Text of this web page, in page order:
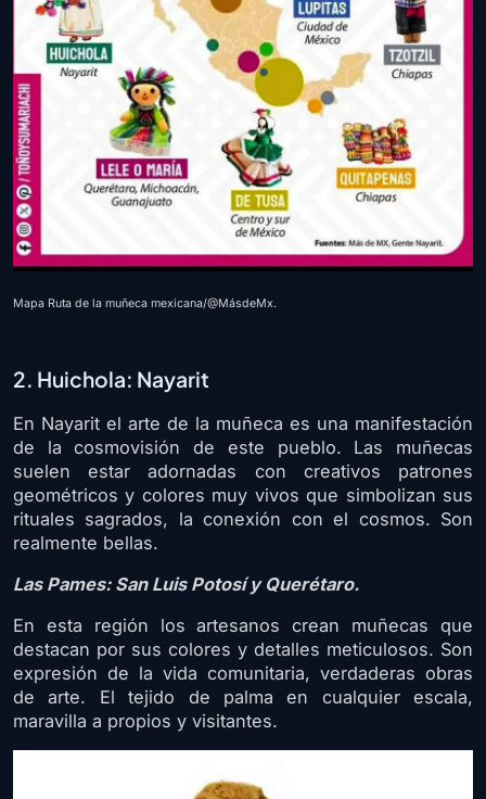
Mapa Ruta de la muñeca mexicana/@MásdeMx.
2. Huichola: Nayarit
En Nayarit el arte de la muñeca es una manifestación
de la cosmovisión de este pueblo. Las muñecas
suelen estar adornadas con creativos patrones
geométricos y colores muy vivos que simbolizan sus
rituales sagrados, la conexión con el cosmos. Son
realmente bellas.
Las Pames: San Luis Potosí y Querétaro.
En esta región los artesanos crean muñecas que
destacan por sus colores y detalles meticulosos. Son
expresión de la vida comunitaria, verdaderas obras
de arte. El tejido de palma en cualquier escala,
maravilla a propios y visitantes.